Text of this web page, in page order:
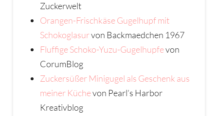
Zuckerwelt
Orangen-Frischkäse Gugelhupf mit
Schokoglasurvon Backmaedchen 1967
Fluffige Schoko-Yuzu-Gugelhupfevon
CorumBlog
Zuckersüßer Minigugel als Geschenk aus
meiner Küchevon Pearl’s Harbor
Kreativblog